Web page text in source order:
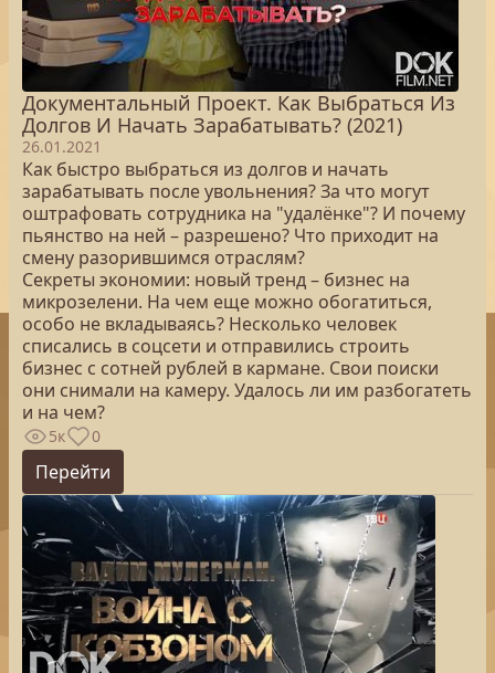
Документальный Проект. Как Выбраться Из
Долгов И Начать Зарабатывать? (2021)
26.01.2021
Как быстро выбраться из долгов и начать
зарабатывать после увольнения? За что могут
оштрафовать сотрудника на "удалёнке"? И почему
пьянство на ней – разрешено? Что приходит на
смену разорившимся отраслям?
Секреты экономии: новый тренд – бизнес на
микрозелени. На чем еще можно обогатиться,
особо не вкладываясь? Несколько человек
списались в соцсети и отправились строить
бизнес с сотней рублей в кармане. Свои поиски
они снимали на камеру. Удалось ли им разбогатеть
и на чем?
5к 0
Перейти